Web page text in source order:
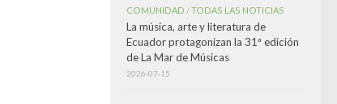
COMUNIDAD /TODAS LAS NOTICIAS
La música, arte y literatura de
Ecuador protagonizan la 31ª edición
de La Mar de Músicas
2026-07-15